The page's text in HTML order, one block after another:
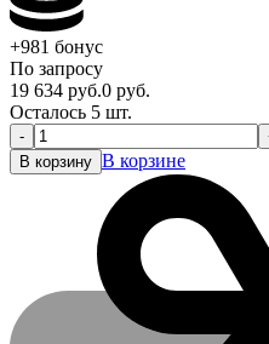
+981 бонус
По запросу
19 634 руб.0 руб.
Осталось 5 шт.
-
В корзину В корзине